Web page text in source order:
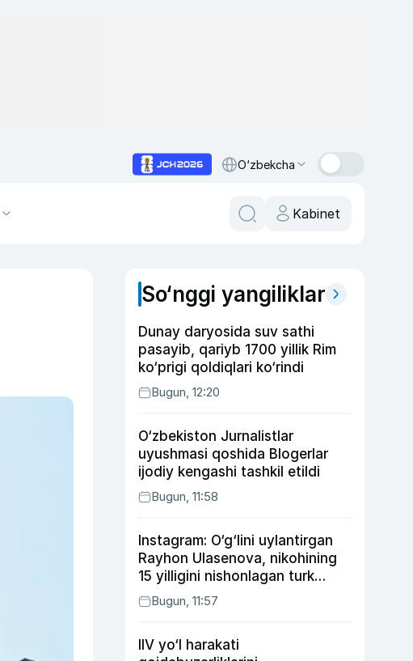
O‘zbekcha
Kabinet
So‘nggi yangiliklar
Dunay daryosida suv sathi
pasayib, qariyb 1700 yillik Rim
ko‘prigi qoldiqlari ko‘rindi
Bugun, 12:20
O‘zbekiston Jurnalistlar
uyushmasi qoshida Blogerlar
ijodiy kengashi tashkil etildi
Bugun, 11:58
Instagram: O‘g‘lini uylantirgan
Rayhon Ulasenova, nikohining
15 yilligini nishonlagan turk
aktyorlari va Kamelot qasriga
sayohat qilgan Zebo Rahimova
Bugun, 11:57
IIV yo‘l harakati